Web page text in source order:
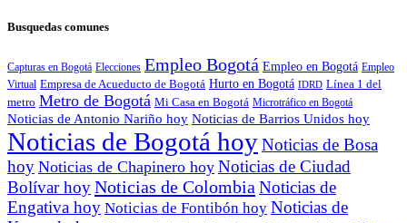
Busquedas comunes
Capturas en Bogotá Elecciones Empleo Bogotá Empleo en Bogotá Empleo
Virtual Empresa de Acueducto de Bogotá Hurto en Bogotá IDRD Línea 1 del
metro Metro de Bogotá Mi Casa en Bogotá Microtráfico en Bogotá
Noticias de Antonio Nariño hoy Noticias de Barrios Unidos hoy
Noticias de Bogotá hoyNoticias de Bosa
hoy Noticias de Chapinero hoy Noticias de Ciudad
Bolívar hoyNoticias de Colombia Noticias de
Engativa hoy Noticias de Fontibón hoy Noticias de